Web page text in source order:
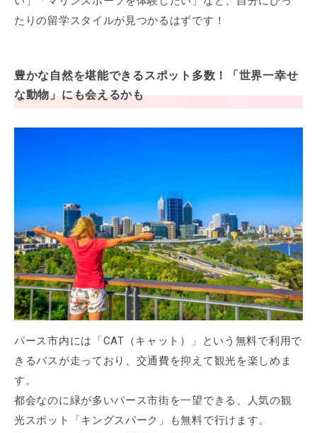
たりの留学スタイルが見つかるはずです！
豊かな自然を堪能できるスポット多数！「世界一幸せ
な動物」にも会えるかも
パース市内には「CAT（キャット）」という無料で利用で
きるバスが走っており、交通費を抑えて観光を楽しめま
す。
都会なのに緑が多いパース市街を一望できる、人気の観
光スポット「キングスパーク」も無料で行けます。